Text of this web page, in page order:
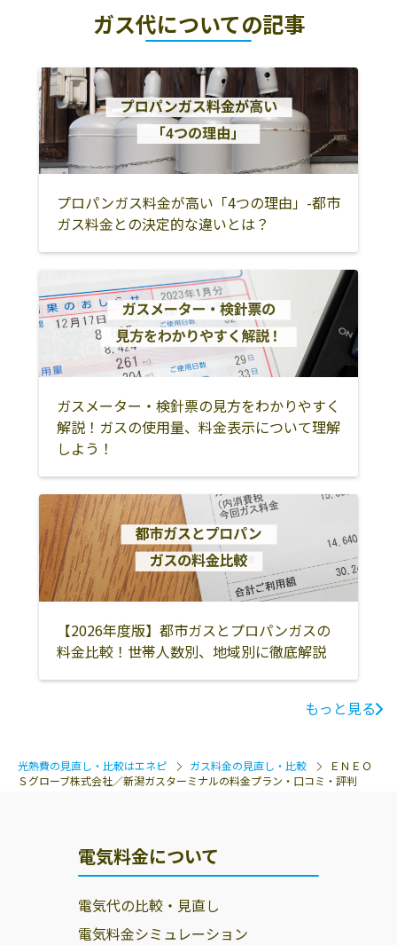
ガス代についての記事
プロパンガス料金が高い「4つの理由」-都市
ガス料金との決定的な違いとは？
ガスメーター・検針票の見方をわかりやすく
解説！ガスの使用量、料金表示について理解
しよう！
【2026年度版】都市ガスとプロパンガスの
料金比較！世帯人数別、地域別に徹底解説
もっと見る
光熱費の見直し・比較はエネピ ガス料金の見直し・比較
ＥＮＥＯ
Ｓグローブ株式会社／新潟ガスターミナルの料金プラン・口コミ・評判
電気料金について
電気代の比較・見直し
電気料金シミュレーション